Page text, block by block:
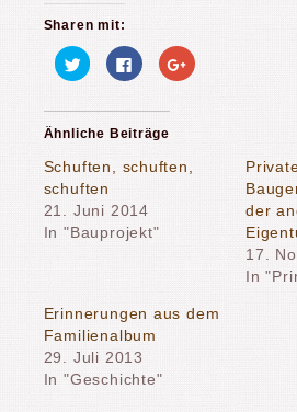
Sharen mit:
Klick,
um
zu
teilen
(Wird
neuem
Fenster
geöffnet)
Klick,
um
zu
teilen
(Wird
neuem
Fenster
Zum
Teilen
geöffnet)
Ähnliche Beiträge
Schuften, schuften,
schuften
21. Juni 2014
In "Bauprojekt"
der
17.
In
Erinnerungen aus dem
Familienalbum
29. Juli 2013
In "Geschichte"